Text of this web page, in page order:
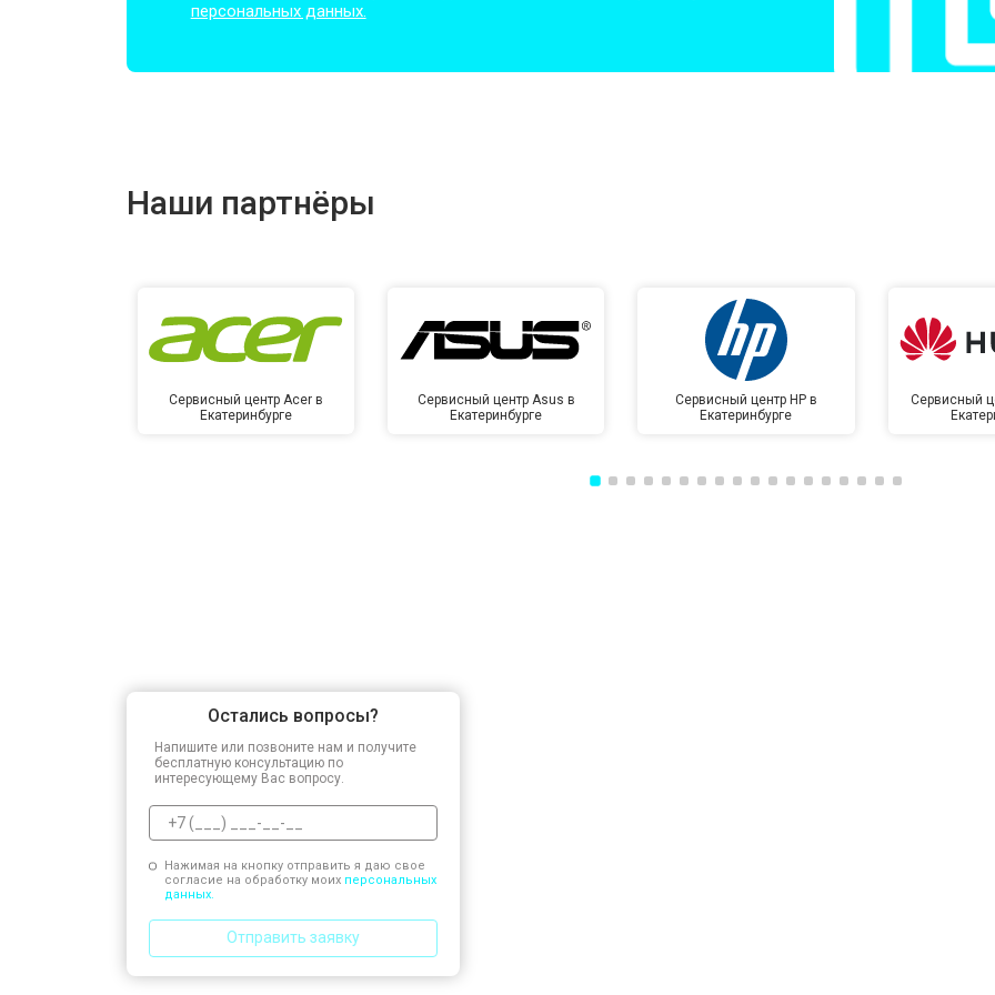
Замена северного моста
персональных данных.
Наши партнёры
Сервисный центр Acer в
Екатеринбурге
Сервисный центр Asus в
Екатеринбурге
Сервисный центр HP в
Екатеринбурге
Сервисный
Остались вопросы?
Напишите или позвоните нам и получите
бесплатную консультацию по
интересующему Вас вопросу.
Нажимая на кнопку отправить я даю свое
согласие на обработку моих персональных
данных.
Отправить заявку